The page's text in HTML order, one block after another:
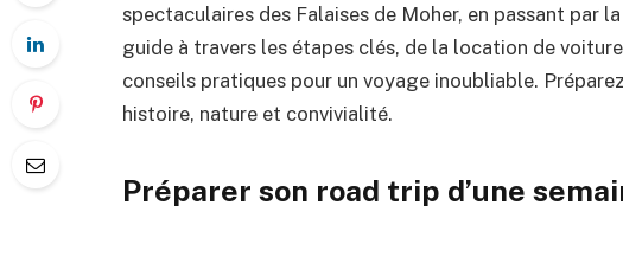
spectaculaires des Falaises de Moher, en passant par
guide à travers les étapes clés, de la location de
conseils pratiques pour un voyage inoubliable.
histoire, nature et convivialité.
Préparer son road trip d’une